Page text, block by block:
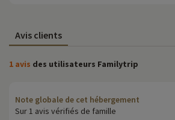
Avis clients
1 avis des utilisateurs Familytrip
Note globale de cet hébergement
Sur 1 avis vérifiés de famille